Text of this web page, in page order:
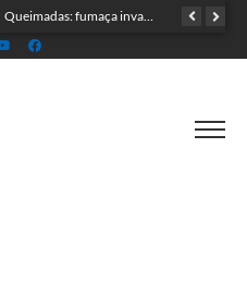
Casal encontrado morto em motel estava em banheira